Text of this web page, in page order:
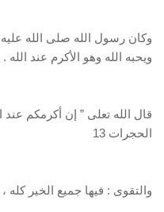
وكان رسول الله صلى الله عليه
ويحبه الله وهو الأكرم عند الله .
قال الله تعلى ” إن أكرمكم عند
الحجرات 13
والتقوى : فيها جميع الخير كله